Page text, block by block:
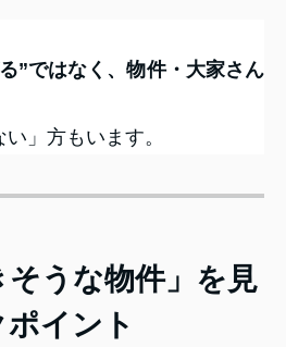
”ではなく、物件・大家さん
」方もいます。
うな物件」を見
イント